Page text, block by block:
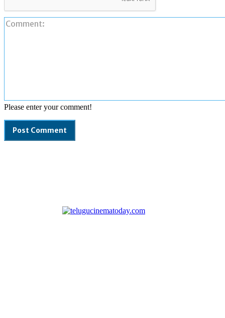
Please enter your comment!